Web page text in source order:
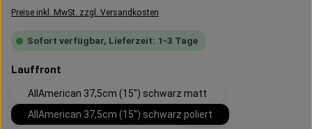
Preise inkl. MwSt. zzgl. Versandkosten
Sofort verfügbar, Lieferzeit: 1-3 Tage
Lauffront
AllAmerican 37,5cm (15'') schwarz matt
AllAmerican 37,5cm (15'') schwarz poliert